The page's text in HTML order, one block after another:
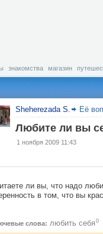
знакомства магазин
Sheherezada S. Её
Любите ли вы
1 ноября 2009 11:43
ли вы, что надо
в том, что вы
слова: любить себя 0